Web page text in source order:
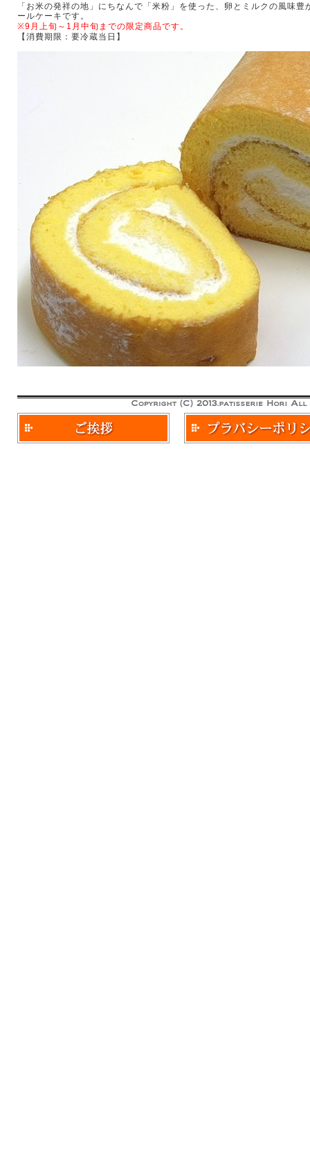
「お米の発祥の地」にちなんで「米粉」を使った、卵とミルクの風味
ールケーキです。
※9月上旬～1月中旬までの限定商品です。
【消費期限：要冷蔵当日】